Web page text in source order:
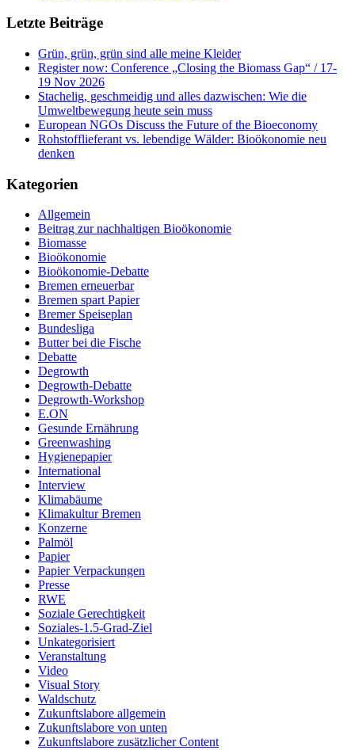
Letzte Beiträge
Grün, grün, grün sind alle meine Kleider
Register now: Conference „Closing the Biomass Gap“ / 17-
19 Nov 2026
Stachelig, geschmeidig und alles dazwischen: Wie die
Umweltbewegung heute sein muss
European NGOs Discuss the Future of the Bioeconomy
Rohstofflieferant vs. lebendige Wälder: Bioökonomie neu
denken
Kategorien
Allgemein
Beitrag zur nachhaltigen Bioökonomie
Biomasse
Bioökonomie
Bioökonomie-Debatte
Bremen erneuerbar
Bremen spart Papier
Bremer Speiseplan
Bundesliga
Butter bei die Fische
Debatte
Degrowth
Degrowth-Debatte
Degrowth-Workshop
E.ON
Gesunde Ernährung
Greenwashing
Hygienepapier
International
Interview
Klimabäume
Klimakultur Bremen
Konzerne
Palmöl
Papier
Papier Verpackungen
Presse
RWE
Soziale Gerechtigkeit
Soziales-1.5-Grad-Ziel
Unkategorisiert
Veranstaltung
Video
Visual Story
Waldschutz
Zukunftslabore allgemein
Zukunftslabore von unten
Zukunftslabore zusätzlicher Content